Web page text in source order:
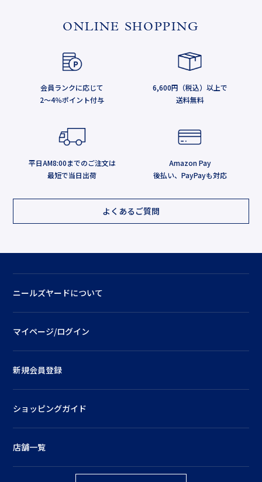
ONLINE SHOPPING
会員ランクに応じて
2～4％ポイント付与
6,600円（税込）以上で
送料無料
平日AM8:00までのご注文は
最短で当日出荷
Amazon Pay
後払い、PayPayも対応
よくあるご質問
ニールズヤードについて
マイページ/ログイン
新規会員登録
ショッピングガイド
店舗一覧